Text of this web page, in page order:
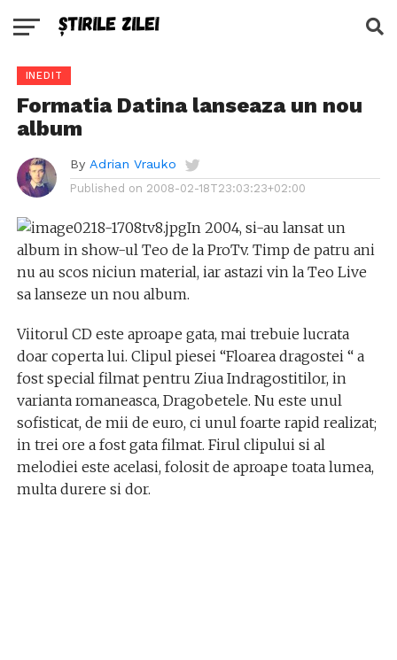
INEDIT
Formatia Datina lanseaza un nou
album
By Adrian Vrauko
Published on 2008-02-18T23:03:23+02:00
In 2004, si-au lansat un
album in show-ul Teo de la ProTv. Timp de patru ani
nu au scos niciun material, iar astazi vin la Teo Live
sa lanseze un nou album.
Viitorul CD este aproape gata, mai trebuie lucrata
doar coperta lui. Clipul piesei “Floarea dragostei “a
fost special filmat pentru Ziua Indragostitilor, in
varianta romaneasca, Dragobetele. Nu este unul
sofisticat, de mii de euro, ci unul foarte rapid realizat;
in trei ore a fost gata filmat. Firul clipului si al
melodiei este acelasi, folosit de aproape toata lumea,
multa durere si dor.